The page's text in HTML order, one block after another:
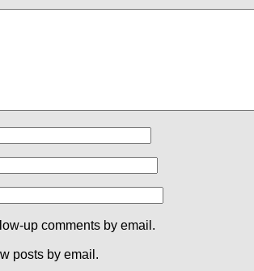
up comments by email.
posts by email.